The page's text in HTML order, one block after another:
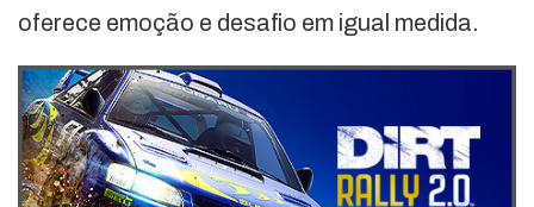
oferece emoção e desafio em igual medida.